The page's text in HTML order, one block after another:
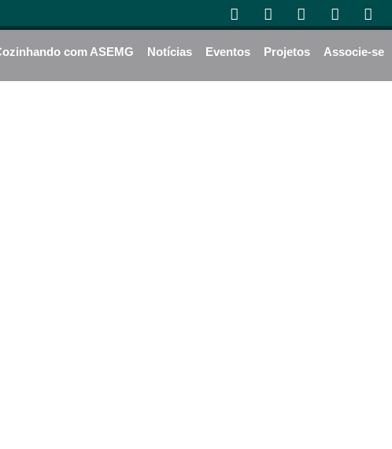
com ASEMG Notícias Eventos Projetos Associe-se